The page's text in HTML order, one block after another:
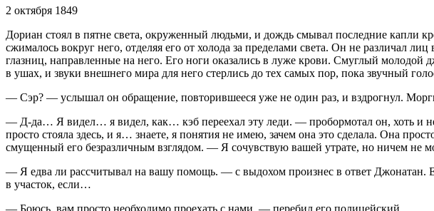
2 октября 1849
Дориан стоял в пятне света, окруженный людьми, и дождь смывал последние капли
сжималось вокруг него, отделяя его от холода за пределами света. Он не различал
глазниц, направленные на него. Его ноги оказались в луже крови. Смуглый
в ушах, и звуки внешнего мира для него стерлись до тех самых пор, пока звучный
— Сэр? — услышал он обращение, повторившееся уже не один раз, и вздрогнул.
— Д-да… Я видел… я видел, как… кэб переехал эту леди. — пробормотал он, хоть и
просто стояла здесь, и я… знаете, я понятия не имею, зачем она это сделала. Она
смущенный его безразличным взглядом. — Я сочувствую вашей утрате, но ничем не
— Я едва ли рассчитывал на вашу помощь. — с выдохом произнес в ответ Джонатан.
в участок, если…
— Боюсь, вам просто необходимо проехать с нами. — перебил его полицейский.